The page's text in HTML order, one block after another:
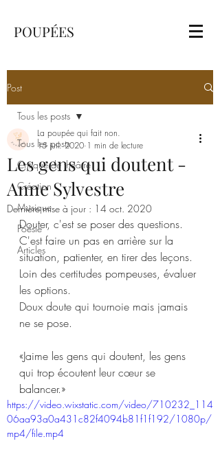
POUPÉES
Post
Tous les posts
Critique de théâtre
Création
Musique
Poésie
Articles
Tous les posts
Les gens qui doutent -
Anne Sylvestre
La poupée qui fait non.
15 juil. 2020 1 min de lecture
Dernière mise à jour : 14 oct. 2020
Douter, c'est se poser des questions.
C'est faire un pas en arrière sur la
situation, patienter, en tirer des leçons.
Loin des certitudes pompeuses, évaluer
les options.
Doux doute qui tournoie mais jamais
ne se pose.
«Jaime les gens qui doutent, les gens
qui trop écoutent leur cœur se
balancer.»
https://video.wixstatic.com/video/710232_114
06aa93a0a431c82f4094b81f1f192/1080p/
mp4/file.mp4